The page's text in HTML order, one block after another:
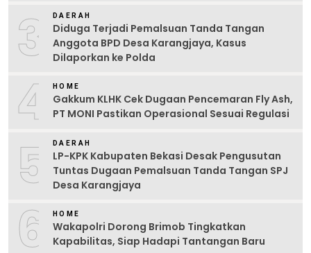
3 DAERAH
Diduga Terjadi Pemalsuan Tanda Tangan
Anggota BPD Desa Karangjaya, Kasus
Dilaporkan ke Polda
4 HOME
Gakkum KLHK Cek Dugaan Pencemaran Fly Ash,
PT MONI Pastikan Operasional Sesuai Regulasi
5 DAERAH
LP-KPK Kabupaten Bekasi Desak Pengusutan
Tuntas Dugaan Pemalsuan Tanda Tangan SPJ
Desa Karangjaya
6 HOME
Wakapolri Dorong Brimob Tingkatkan
Kapabilitas, Siap Hadapi Tantangan Baru